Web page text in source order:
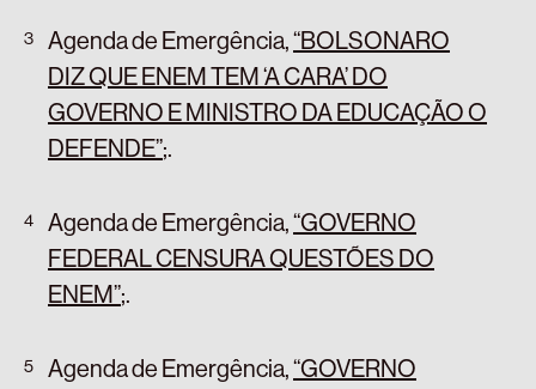
Agenda de Emergência,“BOLSONARO
DIZ QUE ENEM TEM ‘A CARA’ DO
GOVERNO E MINISTRO DA EDUCAÇÃO O
DEFENDE”;.
Agenda de Emergência,“GOVERNO
FEDERAL CENSURA QUESTÕES DO
ENEM”;.
Agenda de Emergência,“GOVERNO